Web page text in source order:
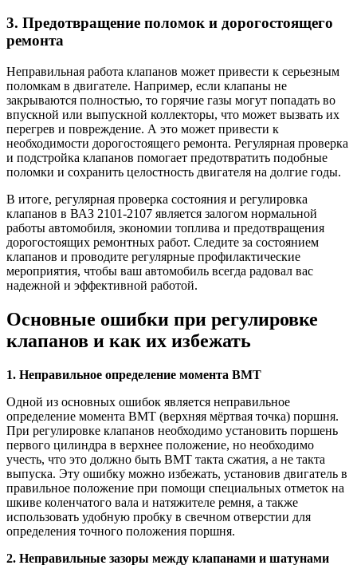
3. Предотвращение поломок и дорогостоящего
ремонта
Неправильная работа клапанов может привести к серьезным
поломкам в двигателе. Например, если клапаны не
закрываются полностью, то горячие газы могут попадать во
впускной или выпускной коллекторы, что может вызвать их
перегрев и повреждение. А это может привести к
необходимости дорогостоящего ремонта. Регулярная проверка
и подстройка клапанов помогает предотвратить подобные
поломки и сохранить целостность двигателя на долгие годы.
В итоге, регулярная проверка состояния и регулировка
клапанов в ВАЗ 2101-2107 является залогом нормальной
работы автомобиля, экономии топлива и предотвращения
дорогостоящих ремонтных работ. Следите за состоянием
клапанов и проводите регулярные профилактические
мероприятия, чтобы ваш автомобиль всегда радовал вас
надежной и эффективной работой.
Основные ошибки при регулировке
клапанов и как их избежать
1. Неправильное определение момента ВМТ
Одной из основных ошибок является неправильное
определение момента ВМТ (верхняя мёртвая точка) поршня.
При регулировке клапанов необходимо установить поршень
первого цилиндра в верхнее положение, но необходимо
учесть, что это должно быть ВМТ такта сжатия, а не такта
выпуска. Эту ошибку можно избежать, установив двигатель в
правильное положение при помощи специальных отметок на
шкиве коленчатого вала и натяжителе ремня, а также
использовать удобную пробку в свечном отверстии для
определения точного положения поршня.
2. Неправильные зазоры между клапанами и шатунами